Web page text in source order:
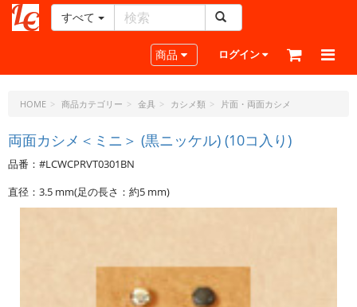
ー
ラ
ト・
ド
ッ
ト・
ジ
すべて
Toggle navigation
商品 ログイン
HOME 商品カテゴリー 金具 カシメ類 片面・両面カシメ
両面カシメ＜ミニ＞ (黒ニッケル) (10コ入り)
品番：#LCWCPRVT0301BN
直径：3.5 mm(足の長さ：約5 mm)